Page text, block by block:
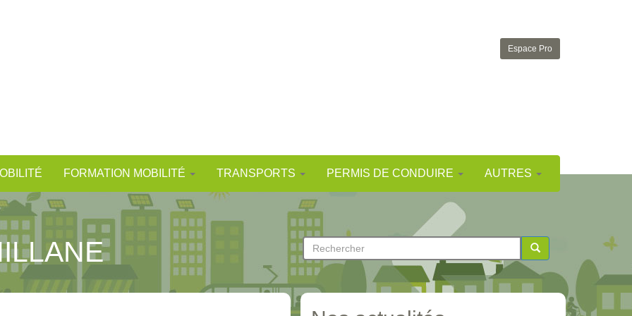
Espace Pro
FORMATION MOBILITÉ TRANSPORTS PERMIS DE CONDUIRE AUTRES
Formulaire
de
recherche
Rechercher